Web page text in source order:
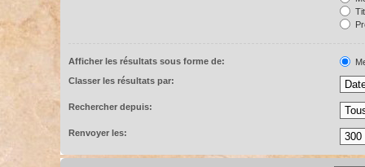
Afficher les résultats sous forme de:
Classer les résultats par:
Rechercher depuis:
Renvoyer les: